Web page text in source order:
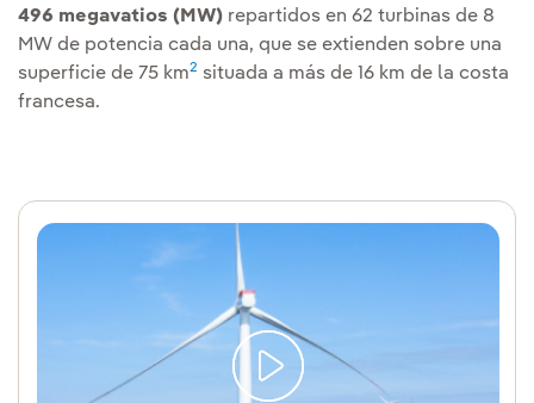
496 megavatios (MW) repartidos en 62 turbinas de 8
MW de potencia cada una, que se extienden sobre una
superficie de 75 km2 situada a más de 16 km de la costa
francesa.